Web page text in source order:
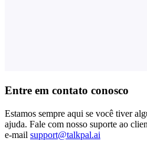
Entre em contato conosco
Estamos sempre aqui se você tiver
ajuda. Fale com nosso suporte ao
e-mail support@talkpal.ai